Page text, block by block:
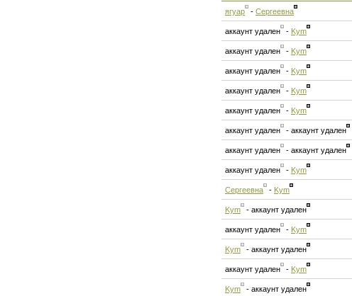
ягуар - Сергеевна
аккаунт удален - Kym
аккаунт удален - Kym
аккаунт удален - Kym
аккаунт удален - Kym
аккаунт удален - Kym
аккаунт удален - аккаунт удален
аккаунт удален - аккаунт удален
аккаунт удален - Kym
Сергеевна - Kym
Kym - аккаунт удален
аккаунт удален - Kym
Kym - аккаунт удален
аккаунт удален - Kym
Kym - аккаунт удален